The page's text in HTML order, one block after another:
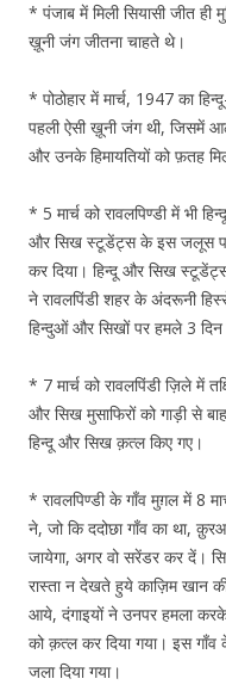
* पंजाब में मिली सियासी जीत
ख़ूनी जंग जीतना चाहते थे।
* पोठोहार में मार्च, 1947 का
पहली ऐसी ख़ूनी जंग थी, जिसमें
और उनके हिमायतियों को फ़तह
* 5 मार्च को रावलपिण्डी में भी
और सिख स्टूडेंट्स के इस जलूस पर
कर दिया। हिन्दू और सिख
ने रावलपिंडी शहर के अंदरूनी
हिन्दुओं और सिखों पर हमले 3 दिन
* 7 मार्च को रावलपिंडी ज़िले में
और सिख मुसाफिरों को गाड़ी से
हिन्दू और सिख क़त्ल किए गए।
* रावलपिण्डी के गाँव मुग़ल में 8
ने, जो कि ददोछा गाँव का था,
जायेगा, अगर वो सरेंडर कर दें।
रास्ता न देखते हुये काज़िम खान
आये, दंगाइयों ने उनपर हमला
को क़त्ल कर दिया गया। इस गाँव
जला दिया गया।